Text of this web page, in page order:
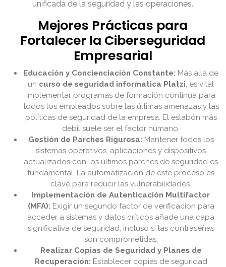
unificada de la seguridad y las operaciones.
Mejores Prácticas para
Fortalecer la Ciberseguridad
Empresarial
Educación y Concienciación Constante: Más allá de
un curso de seguridad informatica Platzi, es vital
implementar programas de formación continua para
todos los empleados sobre las últimas amenazas y las
políticas de seguridad de la empresa. El eslabón más
débil suele ser el factor humano.
Gestión de Parches Rigurosa: Mantener todos los
sistemas operativos, aplicaciones y dispositivos
actualizados con los últimos parches de seguridad es
fundamental. La automatización de este proceso es
clave para reducir las vulnerabilidades.
Implementación de Autenticación Multifactor
(MFA): Exigir un segundo factor de verificación para
acceder a sistemas y datos críticos añade una capa
significativa de seguridad, incluso si las contraseñas
son comprometidas.
Realizar Copias de Seguridad y Planes de
Recuperación: Establecer copias de seguridad